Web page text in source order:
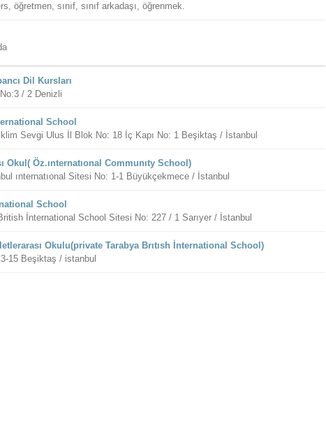
öğretmen, sınıf, sınıf arkadaşı, öğrenmek.
Dil Kursları
/ 2 Denizli
School
Sevgi Ulus İl Blok No: 18 İç Kapı No: 1 Beşiktaş / İstanbul
Okul( Öz.ınternatıonal Communıty School)
ınternatıonal Sitesi No: 1-1 Büyükçekmece / İstanbul
School
İnternational School Sitesi No: 227 / 1 Sarıyer / İstanbul
Okulu(private Tarabya Brıtısh İnternational School)
15 Beşiktaş / istanbul